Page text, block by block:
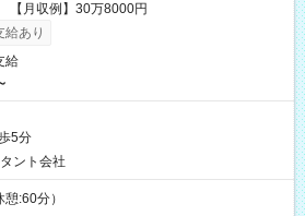
月収例】30万8000円
給あり
給
5分
ント会社
:60分）